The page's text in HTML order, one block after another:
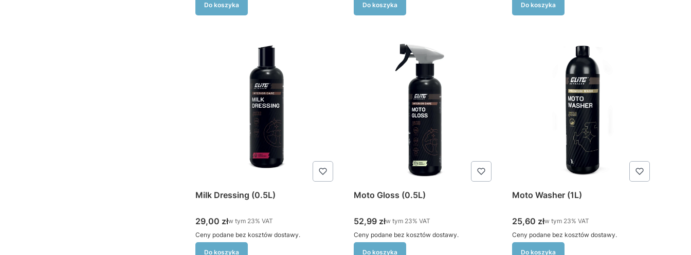
Do koszyka Do koszyka Do koszyka
Milk Dressing (0.5L)
Cena brutto
29,00 złw tym %s VAT
w tym 23% VAT
Ceny podane bez kosztów dostawy.
Do koszyka
Moto Gloss (0.5L)
Cena brutto
52,99 złw tym %s VAT
w tym 23% VAT
Ceny podane bez kosztów dostawy.
Do koszyka
Moto Washer (1L)
Cena brutto
25,60 złw tym %s VAT
w tym 23% VAT
Ceny podane bez kosztów dostawy.
Do koszyka